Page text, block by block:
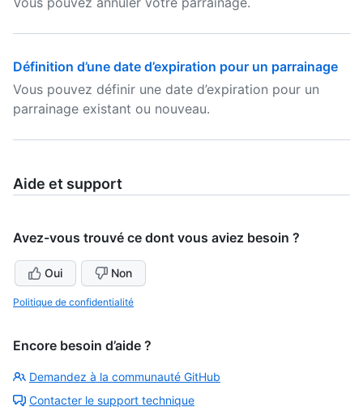
Définition d’une date d’expiration pour un parrainage
Vous pouvez définir une date d’expiration pour un
parrainage existant ou nouveau.
Aide et support
Avez-vous trouvé ce dont vous aviez besoin ?
Oui Non
Politique de confidentialité
Encore besoin d’aide ?
Demandez à la communauté GitHub
Contacter le support technique